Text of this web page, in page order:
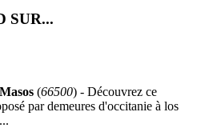
SUR...
(66500) - Découvrez ce
par demeures d'occitanie à los